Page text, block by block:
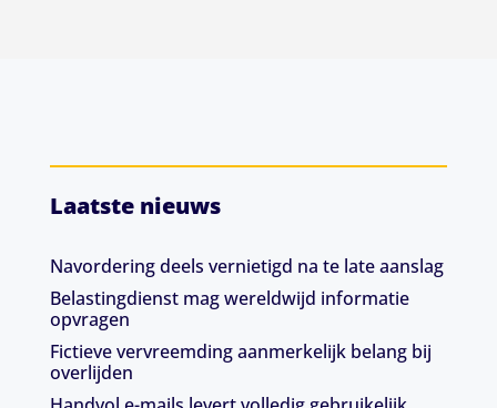
Laatste nieuws
Navordering deels vernietigd na te late aanslag
Belastingdienst mag wereldwijd informatie
opvragen
Fictieve vervreemding aanmerkelijk belang bij
overlijden